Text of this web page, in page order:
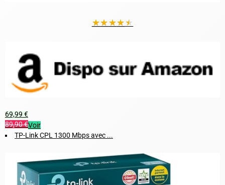
★★★★★
69,99 €
89,90 €Voir
TP-Link CPL 1300 Mbps avec ...